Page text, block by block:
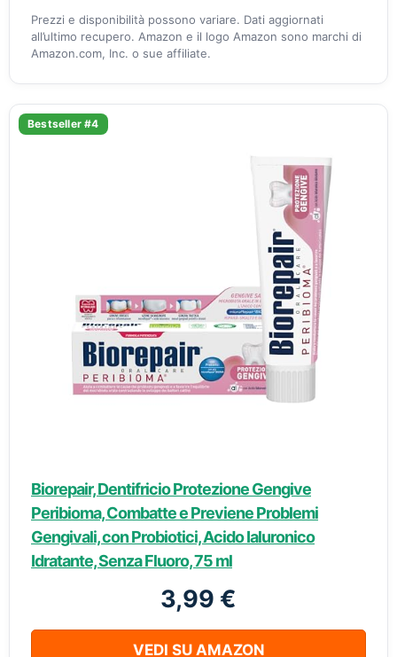
Prezzi e disponibilità possono variare. Dati aggiornati
all’ultimo recupero. Amazon e il logo Amazon sono marchi di
Amazon.com, Inc. o sue affiliate.
Bestseller #4
Biorepair, Dentifricio Protezione Gengive
Peribioma, Combatte e Previene Problemi
Gengivali, con Probiotici, Acido Ialuronico
Idratante, Senza Fluoro, 75 ml
3,99 €
VEDI SU AMAZON